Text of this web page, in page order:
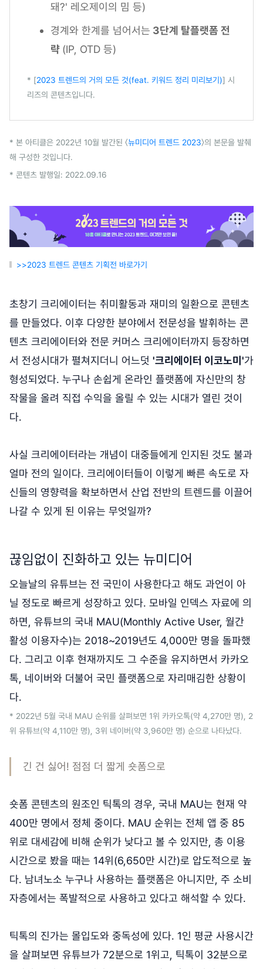
돼?' 레오제이의 밈 등)
경계와 한계를 넘어서는 3단계 탈플랫폼 전
략 (IP, OTD 등)
* [2023 트렌드의 거의 모든 것(feat. 키워드 정리 미리보기)] 시
리즈의 콘텐츠입니다.
* 본 아티클은 2022년 10월 발간된 〈뉴미디어 트렌드 2023〉의 본문을 발췌
해 구성한 것입니다.
* 콘텐츠 발행일: 2022.09.16
>>2023 트렌드 콘텐츠 기획전 바로가기
초창기 크리에이터는 취미활동과 재미의 일환으로 콘텐츠
를 만들었다. 이후 다양한 분야에서 전문성을 발휘하는 콘
텐츠 크리에이터와 전문 커머스 크리에이터까지 등장하면
서 전성시대가 펼쳐지더니 어느덧 '크리에이터 이코노미'가
형성되었다. 누구나 손쉽게 온라인 플랫폼에 자신만의 창
작물을 올려 직접 수익을 올릴 수 있는 시대가 열린 것이
다.
사실 크리에이터라는 개념이 대중들에게 인지된 것도 불과
얼마 전의 일이다. 크리에이터들이 이렇게 빠른 속도로 자
신들의 영향력을 확보하면서 산업 전반의 트렌드를 이끌어
나갈 수 있게 된 이유는 무엇일까?
끊임없이 진화하고 있는 뉴미디어
오늘날의 유튜브는 전 국민이 사용한다고 해도 과언이 아
닐 정도로 빠르게 성장하고 있다. 모바일 인덱스 자료에 의
하면, 유튜브의 국내 MAU(Monthly Active User, 월간
활성 이용자수)는 2018~2019년도 4,000만 명을 돌파했
다. 그리고 이후 현재까지도 그 수준을 유지하면서 카카오
톡, 네이버와 더불어 국민 플랫폼으로 자리매김한 상황이
다.
* 2022년 5월 국내 MAU 순위를 살펴보면 1위 카카오톡(약 4,270만 명), 2
위 유튜브(약 4,110만 명), 3위 네이버(약 3,960만 명) 순으로 나타났다.
긴 건 싫어! 점점 더 짧게 숏폼으로
숏폼 콘텐츠의 원조인 틱톡의 경우, 국내 MAU는 현재 약
400만 명에서 정체 중이다. MAU 순위는 전체 앱 중 85
위로 대세감에 비해 순위가 낮다고 볼 수 있지만, 총 이용
시간으로 봤을 때는 14위(6,650만 시간)로 압도적으로 높
다. 남녀노소 누구나 사용하는 플랫폼은 아니지만, 주 소비
자층에서는 폭발적으로 사용하고 있다고 해석할 수 있다.
틱톡의 진가는 몰입도와 중독성에 있다. 1인 평균 사용시간
을 살펴보면 유튜브가 72분으로 1위고, 틱톡이 32분으로